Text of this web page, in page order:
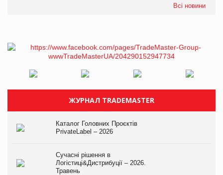
Всі новини
ЖУРНАЛ TRADEMASTER
Каталог Головних Проєктів
PrivateLabel – 2026
Сучасні рішення в
Логістиці&Дистрибуції – 2026.
Травень